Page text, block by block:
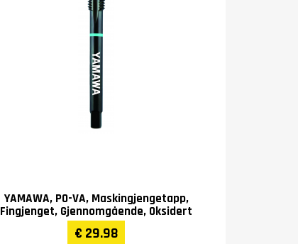
YAMAWA, PO-VA, Maskingjengetapp,
Fingjenget, Gjennomgående, Oksidert
€ 29.98